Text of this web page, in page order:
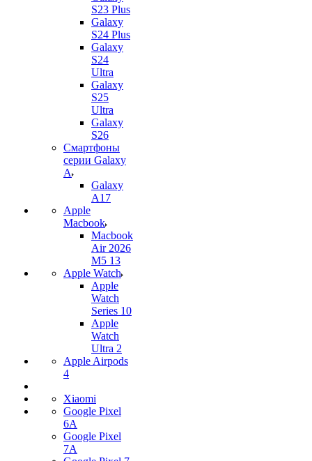
S23 Plus
Galaxy
S24 Plus
Galaxy
S24
Ultra
Galaxy
S25
Ultra
Galaxy
S26
Смартфоны
серии Galaxy
A
Galaxy
A17
Apple
Macbook
Macbook
Air 2026
M5 13
Apple Watch
Apple
Watch
Series 10
Apple
Watch
Ultra 2
Apple Airpods
4
Xiaomi
Google Pixel
6A
Google Pixel
7А